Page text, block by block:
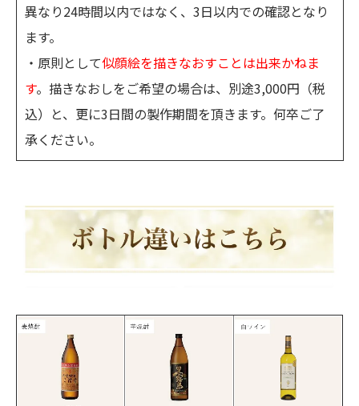
異なり24時間以内ではなく、3日以内での確認となり
ます。
・原則として似顔絵を描きなおすことは出来かねま
す。描きなおしをご希望の場合は、別途3,000円（税
込）と、更に3日間の製作期間を頂きます。何卒ご了
承ください。